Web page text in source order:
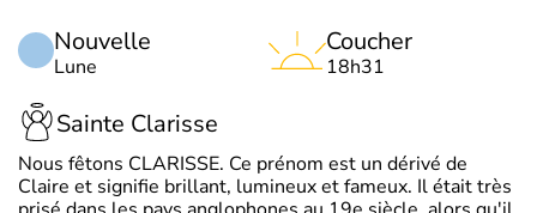
Nouvelle
Lune
Coucher
18h31
Sainte Clarisse
Nous fêtons CLARISSE. Ce prénom est un dérivé de
Claire et signifie brillant, lumineux et fameux. Il était très